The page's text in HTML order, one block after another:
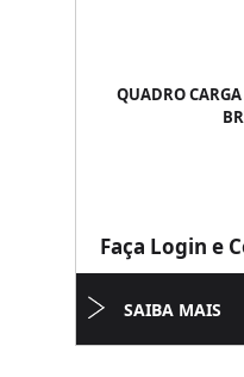
QUADRO
Faça Login e
SAIBA MAIS